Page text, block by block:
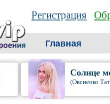
Регистрация
Главная
Солнце
(Овсиенко